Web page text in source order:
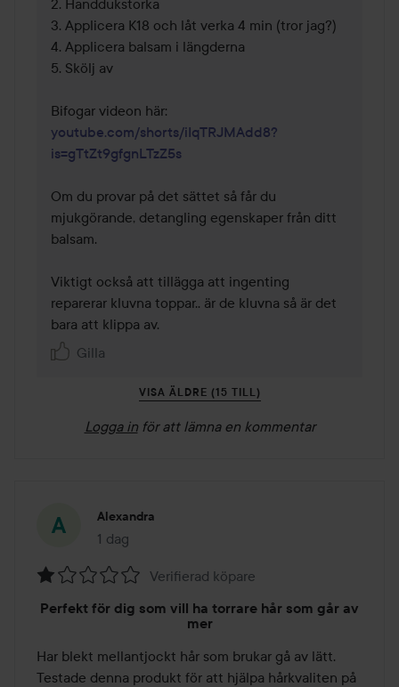
2. Handdukstorka
3. Applicera K18 och låt verka 4 min (tror jag?)
4. Applicera balsam i längderna
5. Skölj av
youtube.com/shorts/iIqTRJMAdd8?
is=gTtZt9gfgnLTzZ5s
Om du provar på det sättet så får du
mjukgörande, detangling egenskaper från ditt
balsam.
Viktigt också att tillägga att ingenting
reparerar kluvna toppar.. är de kluvna så är det
bara att klippa av.
Gilla
VISA ÄLDRE (15 TILL)
Logga in för att lämna en kommentar
Alexandra
1 dag
Inlägget skapades 1 dag
5
Verifierad köpare
Perfekt för dig som vill ha torrare hår som går av
mer
Har blekt mellantjockt hår som brukar gå av lätt.
Testade denna produkt för att hjälpa hårkvaliten på